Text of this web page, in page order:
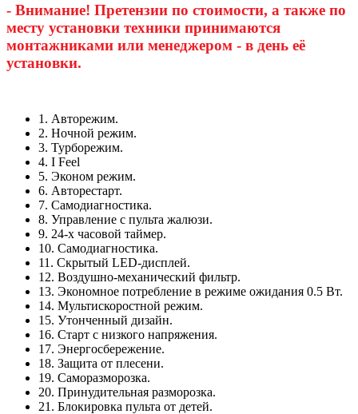
- Внимание! Претензии по стоимости, а также по
месту установки техники принимаются
монтажниками или менеджером - в день её
установки.
1. Авторежим.
2. Ночной режим.
3. Турборежим.
4. I Feel
5. Эконом режим.
6. Авторестарт.
7. Самодиагностика.
8. Управление с пульта жалюзи.
9. 24-х часовой таймер.
10. Самодиагностика.
11. Скрытый LED-дисплей.
12. Воздушно-механический фильтр.
13. Экономное потребление в режиме ожидания 0.5 Вт.
14. Мультискоростной режим.
15. Утонченный дизайн.
16. Старт с низкого напряжения.
17. Энергосбережение.
18. Защита от плесени.
19. Саморазморозка.
20. Принудительная разморозка.
21. Блокировка пульта от детей.